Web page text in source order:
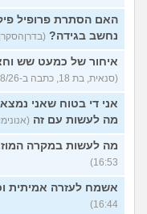
האם הסתרת פרופיל
נחשב בגידה? (בדרןהסקרן, בן 33, כתב ב-03/
איחור של כמעט שש
(סנאית, בת 18, כתבה ב-03/08/26 17:13)
אני די בטוח שאני
מה לעשות עם זה (אנונימי, בן 18, כתב ב-
מה לעשות במקרה
16:53)
אשמח לעזרה אמיתית
16:44)